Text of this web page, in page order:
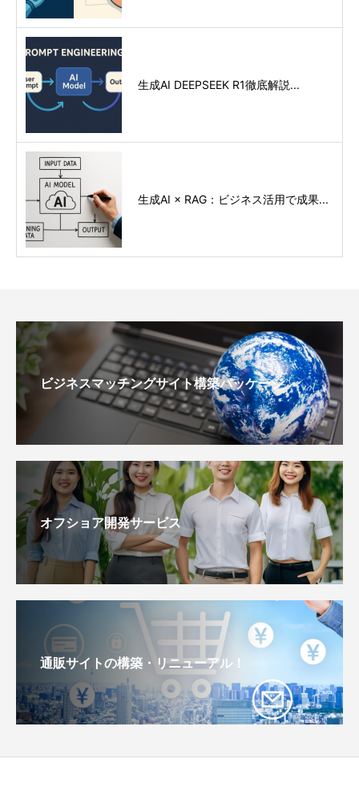
生成AI DEEPSEEK R1徹底解説...
生成AI × RAG：ビジネス活用で成果...
ビジネスマッチングサイト構築パッケージ
オフショア開発サービス
通販サイトの構築・リニューアル！